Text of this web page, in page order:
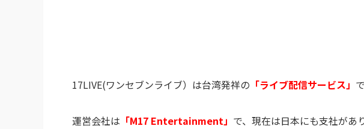
17LIVE(ワンセブンライブ）は台湾発祥の 「ライブ配信サービス」
運営会社は 「M17 Entertainment」 で、現在は日本にも支社があ